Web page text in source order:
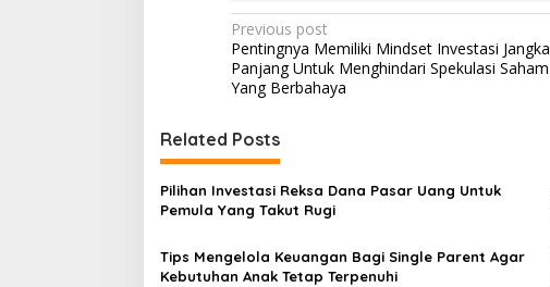
Post
navigation
Previous post
Pentingnya Memiliki Mindset Investasi Jangka
Panjang Untuk Menghindari Spekulasi Saham
Yang Berbahaya
Related Posts
Pilihan Investasi Reksa Dana Pasar Uang Untuk
Pemula Yang Takut Rugi
Tips Mengelola Keuangan Bagi Single Parent Agar
Kebutuhan Anak Tetap Terpenuhi